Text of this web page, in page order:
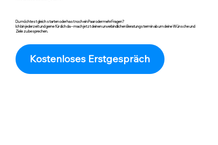
Du möchtest gleich starten oder hast noch ein Paar oder mehr Fragen?
Ich bin jederzeit und gerne für dich da – mach jetzt deinen unverbindlichen Beratungstermin ab um deine Wünsche und
Ziele zu besprechen.
Kostenloses Erstgespräch